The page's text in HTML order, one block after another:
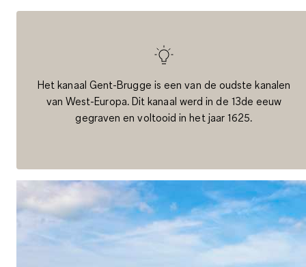
Het kanaal Gent-Brugge is een van de oudste kanalen
van West-Europa. Dit kanaal werd in de 13de eeuw
gegraven en voltooid in het jaar 1625.